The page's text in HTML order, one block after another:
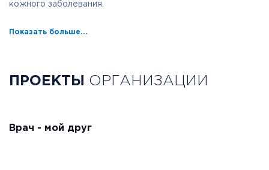
кожного заболевания.
Показать больше...
ПРОЕКТЫ ОРГАНИЗАЦИИ
Врач - мой друг